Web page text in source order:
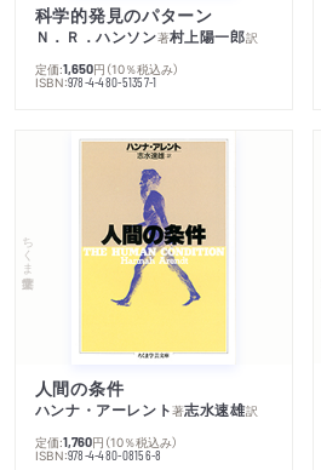
科学的発見のパターン
Ｎ．Ｒ．ハンソン著村上陽一郎訳
定価:1,650円 （10％税込み）
ISBN:978-4-480-51357-1
ちくま学芸文庫
人間の条件
ハンナ・アーレント著志水速雄訳
定価:1,760円 （10％税込み）
ISBN:978-4-480-08156-8